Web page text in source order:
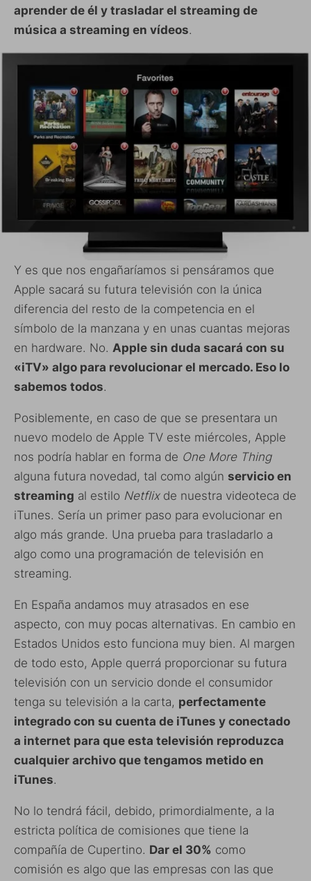
aprender de él y trasladar el streaming de
música a streaming en vídeos.
Y es que nos engañaríamos si pensáramos que
Apple sacará su futura televisión con la única
diferencia del resto de la competencia en el
símbolo de la manzana y en unas cuantas mejoras
en hardware. No. Apple sin duda sacará con su
«iTV» algo para revolucionar el mercado. Eso lo
sabemos todos.
Posiblemente, en caso de que se presentara un
nuevo modelo de Apple TV este miércoles, Apple
nos podría hablar en forma de One More Thing
alguna futura novedad, tal como algún servicio en
streaming al estilo Netflixde nuestra videoteca de
iTunes. Sería un primer paso para evolucionar en
algo más grande. Una prueba para trasladarlo a
algo como una programación de televisión en
streaming.
En España andamos muy atrasados en ese
aspecto, con muy pocas alternativas. En cambio en
Estados Unidos esto funciona muy bien. Al margen
de todo esto, Apple querrá proporcionar su futura
televisión con un servicio donde el consumidor
tenga su televisión a la carta, perfectamente
integrado con su cuenta de iTunes y conectado
a internet para que esta televisión reproduzca
cualquier archivo que tengamos metido en
iTunes.
No lo tendrá fácil, debido, primordialmente, a la
estricta política de comisiones que tiene la
compañía de Cupertino. Dar el 30% como
comisión es algo que las empresas con las que